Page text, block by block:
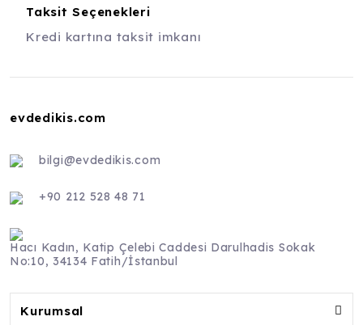
Taksit Seçenekleri
Kredi kartına taksit imkanı
evdedikis.com
bilgi@evdedikis.com
+90 212 528 48 71
Hacı Kadın, Katip Çelebi Caddesi Darulhadis Sokak
No:10, 34134 Fatih/İstanbul
Kurumsal